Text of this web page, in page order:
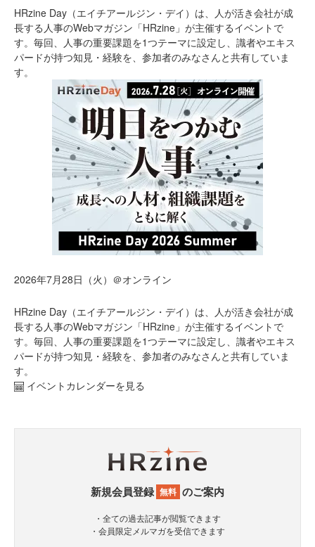
HRzine Day（エイチアールジン・デイ）は、人が活き会社が成
長する人事のWebマガジン「HRzine」が主催するイベントで
す。毎回、人事の重要課題を1つテーマに設定し、識者やエキス
パードが持つ知見・経験を、参加者のみなさんと共有していま
す。
2026年7月28日（火）＠オンライン
HRzine Day（エイチアールジン・デイ）は、人が活き会社が成
長する人事のWebマガジン「HRzine」が主催するイベントで
す。毎回、人事の重要課題を1つテーマに設定し、識者やエキス
パードが持つ知見・経験を、参加者のみなさんと共有していま
す。
イベントカレンダーを見る
新規会員登録 無料 のご案内
・全ての過去記事が閲覧できます
・会員限定メルマガを受信できます